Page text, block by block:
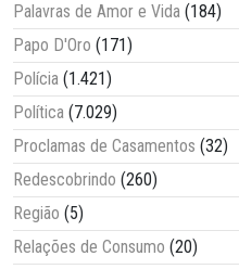
Palavras de Amor e Vida (184)
Papo D'Oro (171)
Polícia (1.421)
Política (7.029)
Proclamas de Casamentos (32)
Redescobrindo (260)
Região (5)
Relações de Consumo (20)